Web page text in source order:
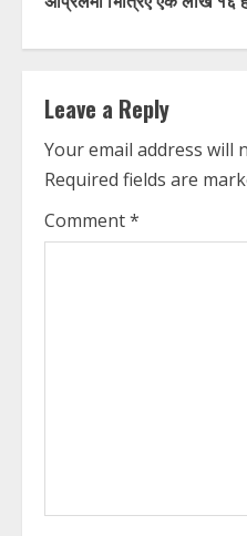
t
i
n
u
e
R
g
Leave a Reply
Your email address will
Required fields are
Comment*